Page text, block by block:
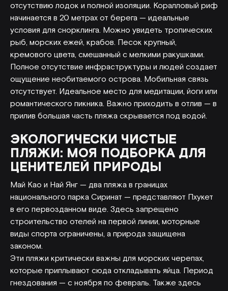
отсутствию лодок и полной изоляции. Коралловый риф
начинается в 20 метрах от берега — идеальные
условия для снорклинга. Можно увидеть тропических
рыб, морских ежей, крабов. Песок крупный,
кремового цвета, смешанный с мелкими ракушками.
Полное отсутствие инфраструктуры и людей создает
ощущение необитаемого острова. Мобильная связь
отсутствует. Идеальное место для медитации, йоги или
романтического пикника. Важно приходить в отлив — в
прилив большая часть пляжа скрывается под водой.
ЭКОЛОГИЧЕСКИ ЧИСТЫЕ
ПЛЯЖИ: МОЯ ПОДБОРКА ДЛЯ
ЦЕНИТЕЛЕЙ ПРИРОДЫ
Май Као и Най Янг — два пляжа в границах
национального парка Сиринат — представляют Пхукет
в его первозданном виде. Здесь запрещено
строительство отелей на первой линии, моторные
виды спорта ограничены, а природа защищена
законом.
Эти пляжи критически важны для морских черепах,
которые приплывают сюда откладывать яйца. Период
гнездования — с ноября по февраль. Также здесь